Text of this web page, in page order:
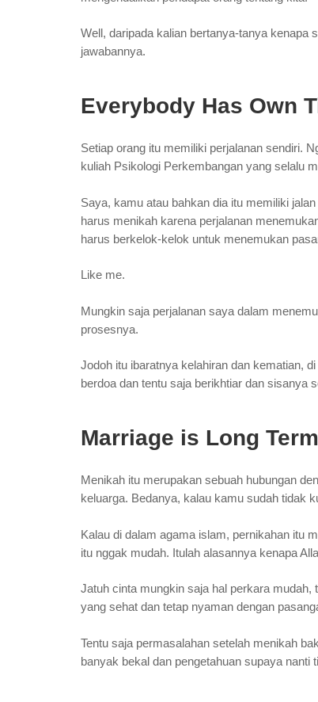
Well, daripada kalian bertanya-tanya kenapa
jawabannya.
Everybody Has Own
Setiap orang itu memiliki perjalanan sendiri.
kuliah Psikologi Perkembangan yang selalu
Saya, kamu atau bahkan dia itu memiliki
harus menikah karena perjalanan
harus berkelok-kelok untuk menemukan
Like me.
Mungkin saja perjalanan saya dalam
prosesnya.
Jodoh itu ibaratnya kelahiran dan kematian,
berdoa dan tentu saja berikhtiar dan sisanya
Marriage is Long
Menikah itu merupakan sebuah hubungan
keluarga. Bedanya, kalau kamu sudah tidak
Kalau di dalam agama islam, pernikahan itu
itu nggak mudah. Itulah alasannya kenapa
Jatuh cinta mungkin saja hal perkara
yang sehat dan tetap nyaman dengan
Tentu saja permasalahan setelah menikah
banyak bekal dan pengetahuan supaya nanti